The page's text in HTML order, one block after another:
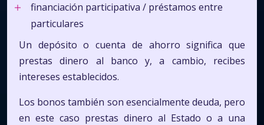
financiación participativa / préstamos entre
particulares
Un depósito o cuenta de ahorro significa que
prestas dinero al banco y, a cambio, recibes
intereses establecidos.
Los bonos también son esencialmente deuda, pero
en este caso prestas dinero al Estado o a una